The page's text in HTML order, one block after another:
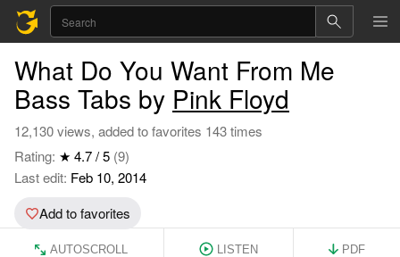
What Do You Want From Me
Bass Tabs by Pink Floyd
12,130 views, added to favorites 143 times
Rating: ★ 4.7 / 5 (9)
Last edit: Feb 10, 2014
Add to favorites
AUTOSCROLL LISTEN PDF